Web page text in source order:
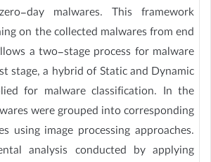
day malwares. This framework
on the collected malwares from end
a two-stage process for malware
stage, a hybrid of Static and Dynamic
for malware classification. In the
were grouped into corresponding
using image processing approaches.
analysis conducted by applying